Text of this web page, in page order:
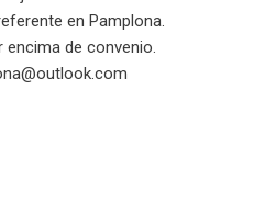
en Pamplona.
encima de convenio.